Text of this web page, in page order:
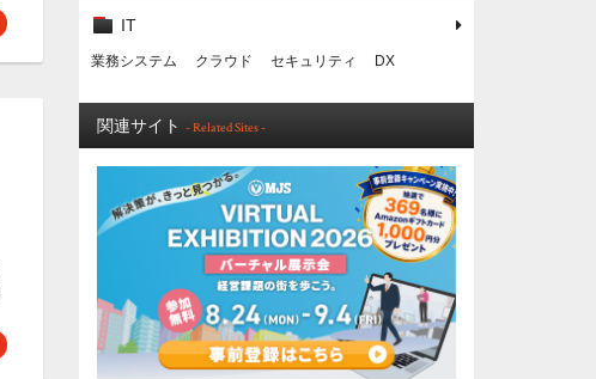
IT
業務システム クラウド セキュリティ DX
関連サイト - Related Sites -